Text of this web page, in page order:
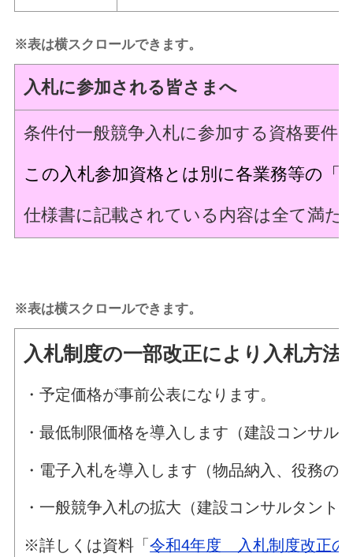
※表は横スクロールできます。
入札に参加される皆さまへ
条件付一般競争入札に参加する資格要件
この入札参加資格とは別に各業務等の
仕様書に記載されている内容は全て満
※表は横スクロールできます。
入札制度の一部改正により入札方
・予定価格が事前公表になります。
・最低制限価格を導入します（建設コンサ
・電子入札を導入します（物品納入、役務の
・一般競争入札の拡大（建設コンサルタント
※詳しくは資料「令和4年度 入札制度改正の